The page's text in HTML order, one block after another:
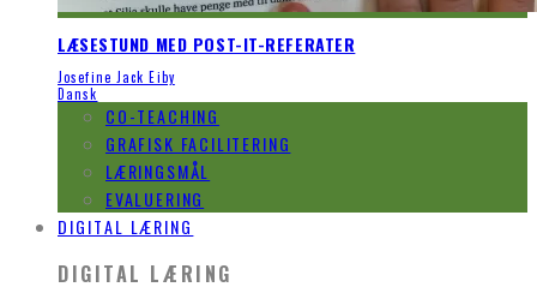
LÆSESTUND MED POST-IT-REFERATER
Josefine Jack Eiby
Dansk
CO-TEACHING
GRAFISK FACILITERING
LÆRINGSMÅL
EVALUERING
DIGITAL LÆRING
DIGITAL LÆRING